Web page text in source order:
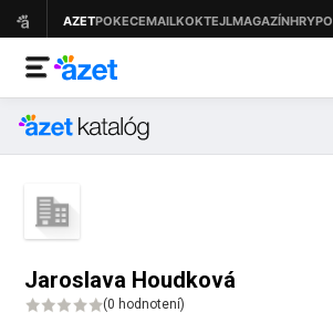
Jaroslava Houdková
(0 hodnotení)